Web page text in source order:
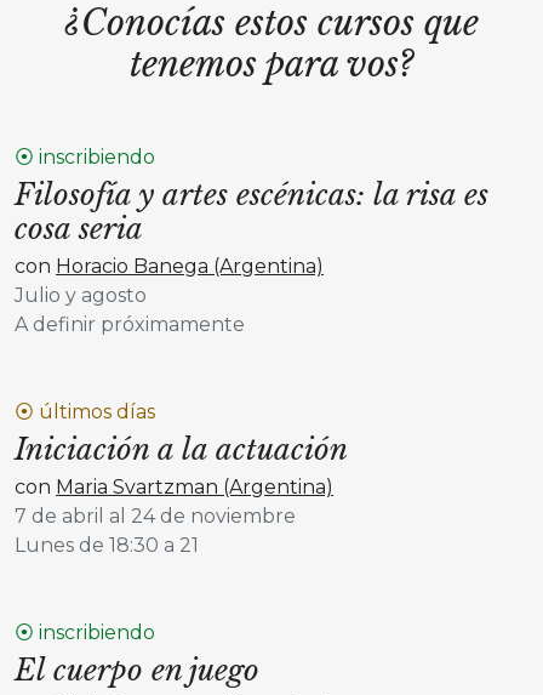
¿Conocías estos cursos que
tenemos para vos?
⦿ inscribiendo
Filosofía y artes escénicas: la risa es
cosa seria
con Horacio Banega (Argentina)
Julio y agosto
A definir próximamente
⦿ últimos días
Iniciación a la actuación
con Maria Svartzman (Argentina)
7 de abril al 24 de noviembre
Lunes de 18:30 a 21
⦿ inscribiendo
El cuerpo en juego